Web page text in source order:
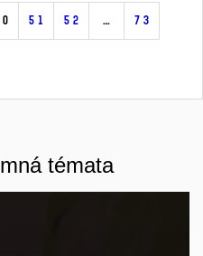
51 52 … 73
témata